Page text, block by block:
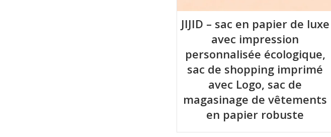
JIJID – sac en papier de luxe
avec impression
personnalisée écologique,
sac de shopping imprimé
avec Logo, sac de
magasinage de vêtements
en papier robuste